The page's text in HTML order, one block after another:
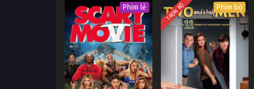
Phim lẻ TRỌN BỘ Phim bộ